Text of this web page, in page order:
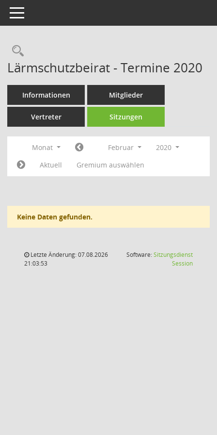
Toggle navigation
Rechercheauswahl
Lärmschutzbeirat - Termine 2020
Informationen Mitglieder
Vertreter Sitzungen
Monat Februar
2020
Aktuell
Gremium auswählen
Keine Daten gefunden.
Letzte Änderung: 07.08.2026
21:03:53
Software:Sitzungsdienst
Session(Wird in